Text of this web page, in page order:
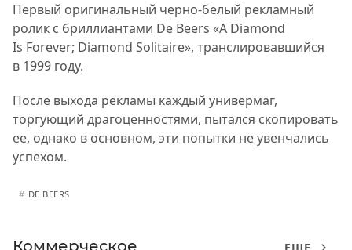
Первый оригинальный черно-белый рекламный
ролик с бриллиантами De Beers «A Diamond
Is Forever; Diamond Solitaire», транслировавшийся
в 1999 году.
После выхода рекламы каждый универмаг,
торгующий драгоценностями, пытался скопировать
ее, однако в основном, эти попытки не увенчались
успехом.
# DE BEERS
Коммерческое